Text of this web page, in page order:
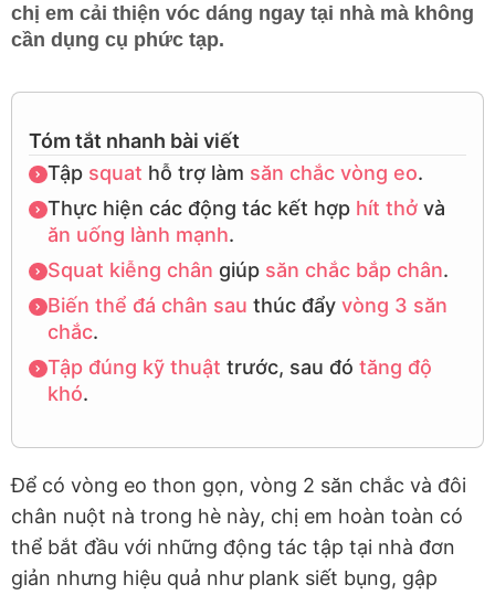
chị em cải thiện vóc dáng ngay tại nhà mà không
cần dụng cụ phức tạp.
Tóm tắt nhanh bài viết
Tập squat hỗ trợ làm săn chắc vòng eo.
Thực hiện các động tác kết hợp hít thởvà
ăn uống lành mạnh.
Squat kiễng chân giúp săn chắc bắp chân.
Biến thể đá chân sau thúc đẩy vòng 3 săn
chắc.
Tập đúng kỹ thuật trước, sau đó tăng độ
khó.
Để có vòng eo thon gọn, vòng 2 săn chắc và đôi
chân nuột nà trong hè này, chị em hoàn toàn có
thể bắt đầu với những động tác tập tại nhà đơn
giản nhưng hiệu quả như plank siết bụng, gập